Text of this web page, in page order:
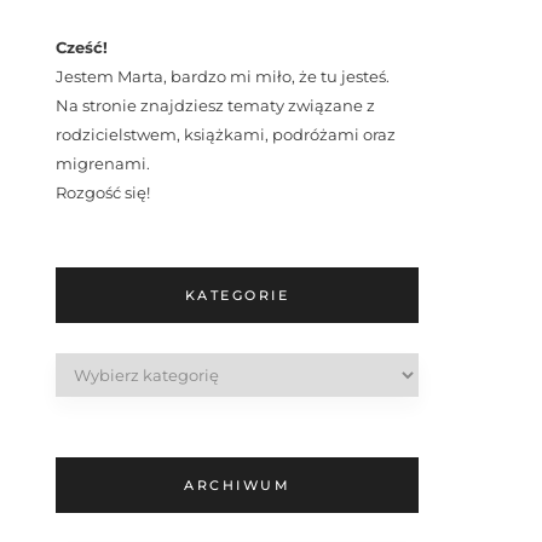
Cześć!
Jestem Marta, bardzo mi miło, że tu jesteś.
Na stronie znajdziesz tematy związane z
rodzicielstwem, książkami, podróżami oraz
migrenami.
Rozgość się!
KATEGORIE
ARCHIWUM